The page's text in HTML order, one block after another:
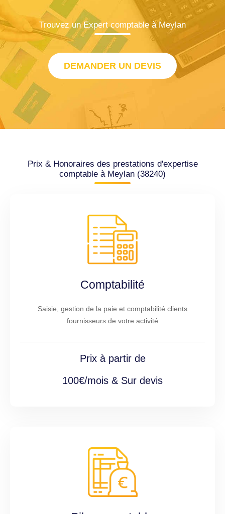
Trouvez un Expert comptable à Meylan
DEMANDER UN DEVIS
Prix & Honoraires des prestations d'expertise
comptable à Meylan (38240)
Comptabilité
Saisie, gestion de la paie et comptabilité clients
fournisseurs de votre activité
Prix à partir de
100€/mois & Sur devis